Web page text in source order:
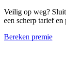
Veilig op weg?
een scherp tarief
Bereken premie